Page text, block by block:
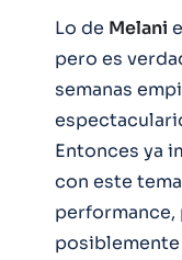
Lo de Melani
pero es
semanas
Entonces ya
con este